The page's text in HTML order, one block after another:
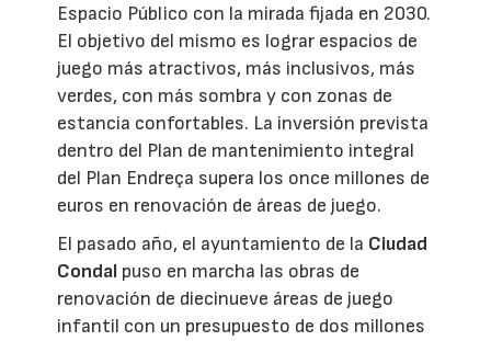
Espacio Público con la mirada fijada en 2030.
El objetivo del mismo es lograr espacios de
juego más atractivos, más inclusivos, más
verdes, con más sombra y con zonas de
estancia confortables. La inversión prevista
dentro del Plan de mantenimiento integral
del Plan Endreça supera los once millones de
euros en renovación de áreas de juego.
El pasado año, el ayuntamiento de la Ciudad
Condal puso en marcha las obras de
renovación de diecinueve áreas de juego
infantil con un presupuesto de dos millones